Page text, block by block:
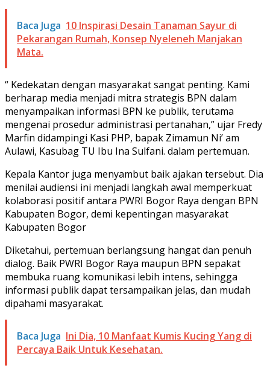
Baca Juga 10 Inspirasi Desain Tanaman Sayur di
Pekarangan Rumah, Konsep Nyeleneh Manjakan
Mata.
“ Kedekatan dengan masyarakat sangat penting. Kami
berharap media menjadi mitra strategis BPN dalam
menyampaikan informasi BPN ke publik, terutama
mengenai prosedur administrasi pertanahan,” ujar Fredy
Marfin didampingi Kasi PHP, bapak Zimamun Ni’ am
Aulawi, Kasubag TU Ibu Ina Sulfani. dalam pertemuan.
Kepala Kantor juga menyambut baik ajakan tersebut. Dia
menilai audiensi ini menjadi langkah awal memperkuat
kolaborasi positif antara PWRI Bogor Raya dengan BPN
Kabupaten Bogor, demi kepentingan masyarakat
Kabupaten Bogor
Diketahui, pertemuan berlangsung hangat dan penuh
dialog. Baik PWRI Bogor Raya maupun BPN sepakat
membuka ruang komunikasi lebih intens, sehingga
informasi publik dapat tersampaikan jelas, dan mudah
dipahami masyarakat.
Baca Juga Ini Dia, 10 Manfaat Kumis Kucing Yang di
Percaya Baik Untuk Kesehatan.